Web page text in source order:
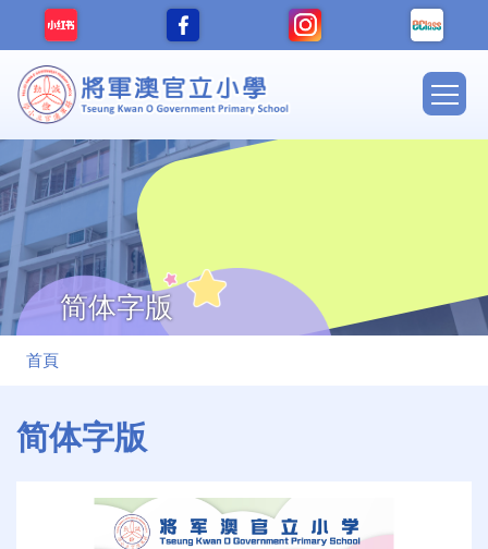
移至主內容
Main
简体字版
導
連
首頁
简体字版